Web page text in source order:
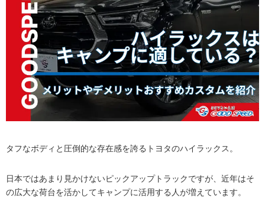
タフなボディと圧倒的な存在感を誇るトヨタのハイラックス。
日本ではあまり見かけないピックアップトラックですが、近年はそ
の広大な荷台を活かしてキャンプに活用する人が増えています。